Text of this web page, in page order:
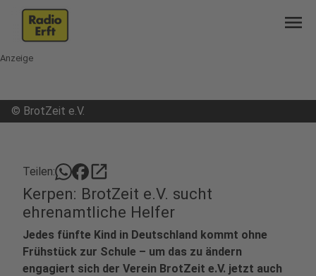
menu
Anzeige
© BrotZeit e.V.
Teilen: open_in_new
Kerpen: BrotZeit e.V. sucht
ehrenamtliche Helfer
Jedes fünfte Kind in Deutschland kommt ohne
Frühstück zur Schule – um das zu ändern
engagiert sich der Verein BrotZeit e.V. jetzt auch